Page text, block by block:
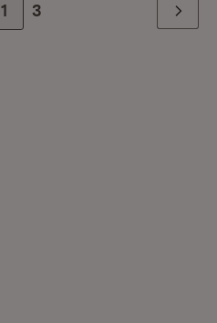
Zur Seite
1 Zur letzten Seite
3 Weiter